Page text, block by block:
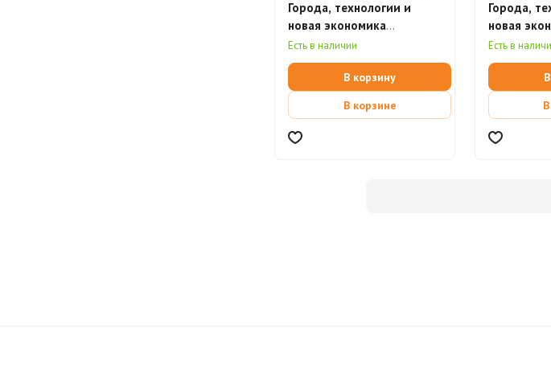
Города, технологии и
новая экономика
(электронная книга)
Есть в наличии
В корзину
В корзине
Города,
новая
Есть в